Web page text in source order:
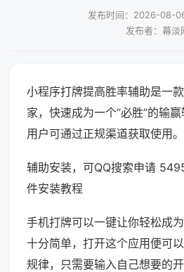
发布时间：2026-08-
发布者：幕淡
小程序打牌提高胜率辅助是一
家，快速成为一个“必胜”的输
用户可通过正规渠道获取使用。
辅助安装，可QQ搜索申请
件安装教程
手机打牌可以一键让你轻松成
十分简单，打开这个应用便可
规律，只需要输入自己想要的